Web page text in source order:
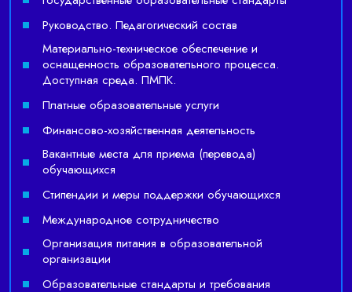
Руководство. Педагогический состав
Материально-техническое обеспечение и
оснащенность образовательного процесса.
Доступная среда. ПМПК.
Платные образовательные услуги
Финансово-хозяйственная деятельность
Вакантные места для приема (перевода)
обучающихся
Стипендии и меры поддержки обучающихся
Международное сотрудничество
Организация питания в образовательной
организации
Образовательные стандарты и требования